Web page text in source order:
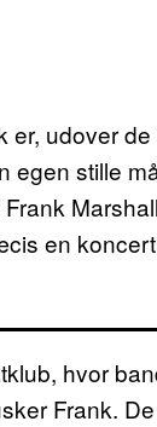
er, udover
egen stille
en
hvor
Frank.